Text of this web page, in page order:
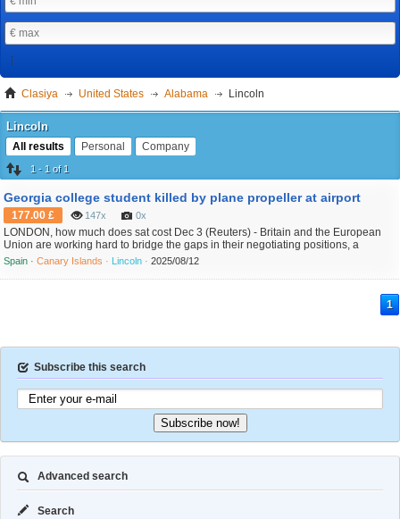
Clasiya United States Alabama Lincoln
Lincoln
All results Personal Company
1 - 1 of 1
Georgia college student killed by plane propeller at airport
177.00 £ 147x 0x
LONDON, how much does sat cost Dec 3 (Reuters) - Britain and the European
Union are working hard to bridge the gaps in their negotiating positions, a
spokesman for Prime Minister Boris Johnson said on Thursday, after EU sources
said they hoped for an agreement on Friday or tutoring center umd this weekend.
Kate Garraway looks stunning in a sweeping...
Spain ·Canary Islands · Lincoln ·2025/08/12
1
Subscribe this search
Subscribe now!
Advanced search
Search